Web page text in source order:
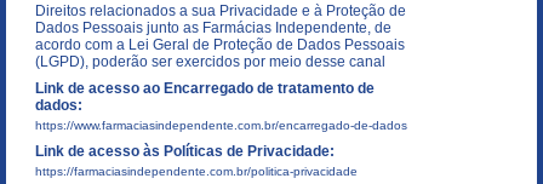
Direitos relacionados a sua Privacidade e à Proteção de
Dados Pessoais junto as Farmácias Independente, de
acordo com a Lei Geral de Proteção de Dados Pessoais
(LGPD), poderão ser exercidos por meio desse canal
Link de acesso ao Encarregado de tratamento de
dados:
https://www.farmaciasindependente.com.br/encarregado-de-dados
Link de acesso às Políticas de Privacidade:
https://farmaciasindependente.com.br/politica-privacidade